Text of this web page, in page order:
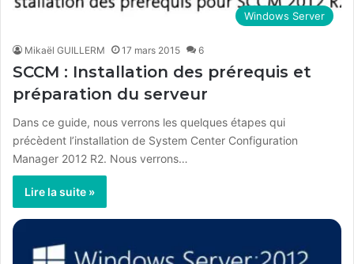
Windows Server
Mikaël GUILLERM 17 mars 2015 6
SCCM : Installation des prérequis et
préparation du serveur
Dans ce guide, nous verrons les quelques étapes qui
précèdent l’installation de System Center Configuration
Manager 2012 R2. Nous verrons…
Lire la suite »